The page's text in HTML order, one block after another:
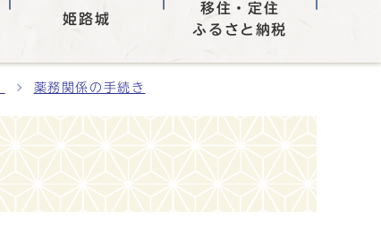
姫路城
移住・定住
ふるさと納税
薬務関係の手続き